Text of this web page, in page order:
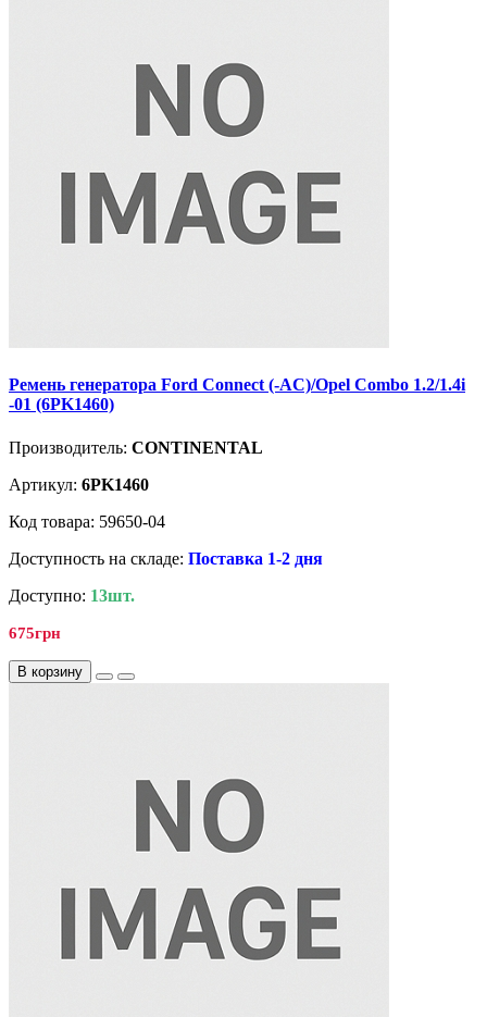
Ремень генератора Ford Connect (-AC)/Opel Combo 1.2/1.4i
-01 (6PK1460)
Производитель: CONTINENTAL
Артикул: 6PK1460
Код товара: 59650-04
Доступность на складе: Поставка 1-2 дня
Доступно: 13шт.
675грн
В корзину